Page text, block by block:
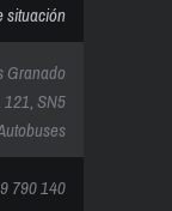
situación
Granado
SN5
790 140